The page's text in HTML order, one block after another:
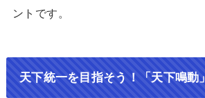
ントです。
天下統一を目指そう！「天下鳴動」